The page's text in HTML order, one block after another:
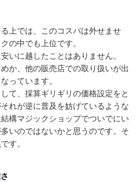
上では、このコスパは外せませ
の中でも上位です。
いに越したことはありません。
か、他の販売店での取り扱いが出
っています。
て、採算ギリギリの価格設定をと
れが逆に普及を妨げているような
構マジックショップでついでにい
いのではないかと思うのです。そ
す。